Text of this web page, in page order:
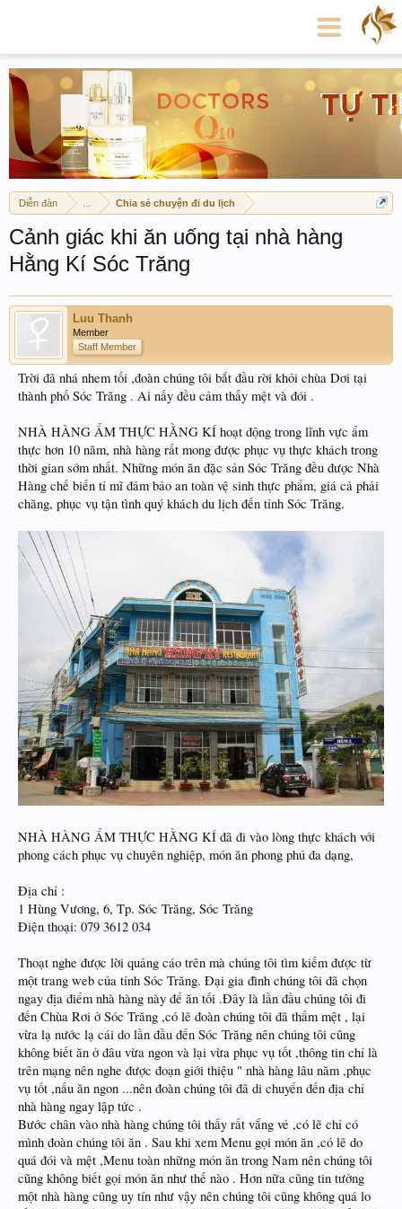
Diễn đàn Chia sẻ chuyện đi du lịch
Cảnh giác khi ăn uống tại nhà hàng
Hằng Kí Sóc Trăng
Luu Thanh
Member
Staff Member
Trời đã nhá nhem tối ,đoàn chúng tôi bắt đầu rời khỏi chùa Dơi tại
thành phố Sóc Trăng . Ai nấy đều cảm thấy mệt và đói .
NHÀ HÀNG ẨM THỰC HẰNG KÍ hoạt động trong lĩnh vực ẩm
thực hơn 10 năm, nhà hàng rất mong được phục vụ thực khách trong
thời gian sớm nhất. Những món ăn đặc sản Sóc Trăng đều được Nhà
Hàng chế biến tỉ mĩ đảm bảo an toàn vệ sinh thực phẩm, giá cả phải
chăng, phục vụ tận tình quý khách du lịch đến tỉnh Sóc Trăng.
NHÀ HÀNG ẨM THỰC HẰNG KÍ đã đi vào lòng thực khách với
phong cách phục vụ chuyên nghiệp, món ăn phong phú đa dạng,
Địa chỉ :
1 Hùng Vương, 6, Tp. Sóc Trăng, Sóc Trăng
Điện thoại: 079 3612 034
Thoạt nghe được lời quảng cáo trên mà chúng tôi tìm kiếm được từ
một trang web của tỉnh Sóc Trăng. Đại gia đình chúng tôi đã chọn
ngay địa điểm nhà hàng này để ăn tối .Đây là lần đầu chúng tôi đi
đến Chùa Rơi ở Sóc Trăng ,có lẽ đoàn chúng tôi đã thấm mệt , lại
vừa lạ nước lạ cái do lần đầu đến Sóc Trăng nên chúng tôi cũng
không biết ăn ở đâu vừa ngon và lại vừa phục vụ tốt ,thông tin chỉ là
trên mạng nên nghe được đoạn giới thiệu " nhà hàng lâu năm ,phục
vụ tốt ,nấu ăn ngon ...nên đoàn chúng tôi đã di chuyển đến địa chỉ
nhà hàng ngay lập tức .
Bước chân vào nhà hàng chúng tôi thấy rất vắng vẻ ,có lẽ chỉ có
mình đoàn chúng tôi ăn . Sau khi xem Menu gọi món ăn ,có lẽ do
quá đói và mệt ,Menu toàn những món ăn trong Nam nên chúng tôi
cũng không biết gọi món ăn như thế nào . Hơn nữa cũng tin tưởng
một nhà hàng cũng uy tín như vậy nên chúng tôi cũng không quá lo